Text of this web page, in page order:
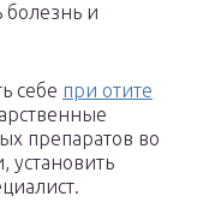
болезнь и
себе при отите
препаратов во
установить